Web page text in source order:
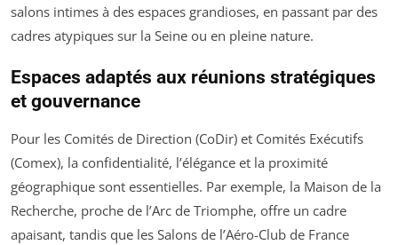
salons intimes à des espaces grandioses, en passant par des
cadres atypiques sur la Seine ou en pleine nature.
Espaces adaptés aux réunions stratégiques
et gouvernance
Pour les Comités de Direction (CoDir) et Comités Exécutifs
(Comex), la confidentialité, l’élégance et la proximité
géographique sont essentielles. Par exemple, la Maison de la
Recherche, proche de l’Arc de Triomphe, offre un cadre
apaisant, tandis que les Salons de l’Aéro-Club de France